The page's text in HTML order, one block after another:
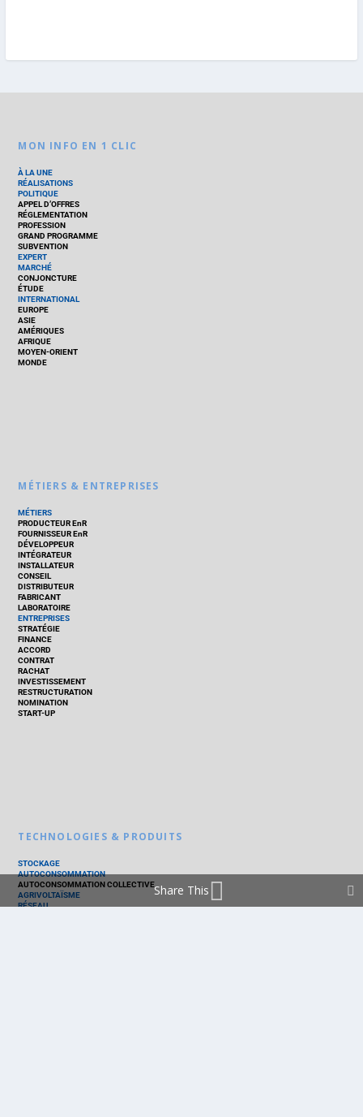
MON INFO EN 1 CLIC
À LA UNE
RÉALISATIONS
POLITIQUE
APPEL D’OFFRES
RÉGLEMENTATION
PROFESSION
GRAND PROGRAMME
SUBVENTION
EXPERT
MARCHÉ
CONJONCTURE
ÉTUDE
INTERNATIONAL
EUROPE
ASIE
AMÉRIQUES
AFRIQUE
MOYEN-ORIENT
MONDE
MÉTIERS & ENTREPRISES
MÉTIERS
PRODUCTEUR EnR
FOURNISSEUR EnR
DÉVELOPPEUR
INTÉGRATEUR
INSTALLATEUR
CONSEIL
DISTRIBUTEUR
FABRICANT
LABORATOIRE
ENTREPRISES
STRATÉGIE
FINANCE
ACCORD
CONTRAT
RACHAT
INVESTISSEMENT
RESTRUCTURATION
NOMINATION
START-UP
TECHNOLOGIES & PRODUITS
STOCKAGE
AUTOCONSOMMATION
AUTOCONSOMMATION COLLECTIVE
AGRIVOLTAÏSME
RÉSEAU
Share This